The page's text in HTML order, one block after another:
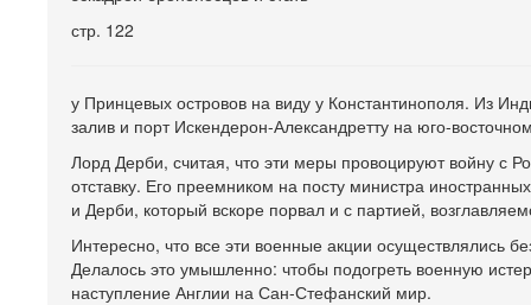
стр. 122
у Принцевых островов на виду у Константинополя. Из
залив и порт Искендерон-Александретту на юго-
Лорд Дерби, считая, что эти меры провоцируют войну с
отставку. Его преемником на посту министра
и Дерби, который вскоре порвал и с партией,
Интересно, что все эти военные акции осуществлялись
Делалось это умышленно: чтобы подогреть военную
наступление Англии на Сан-Стефанский мир.